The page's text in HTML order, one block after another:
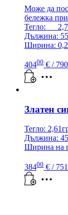
Може да
бележка
Тегло:
Дължина:
Ширина:
40400 € / 790
Златен
Тегло:
Дължина:
Ширина на
38400 € / 751